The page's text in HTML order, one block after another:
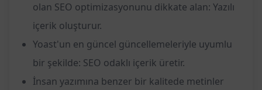
olan SEO optimizasyonunu dikkate alan: Yazılı
içerik oluşturur.
Yoast'un en güncel güncellemeleriyle uyumlu
bir şekilde: SEO odaklı içerik üretir.
İnsan yazımına benzer bir kalitede metinler